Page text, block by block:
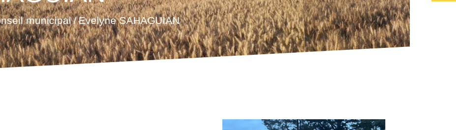
municipal/Evelyne SAHAGUIAN